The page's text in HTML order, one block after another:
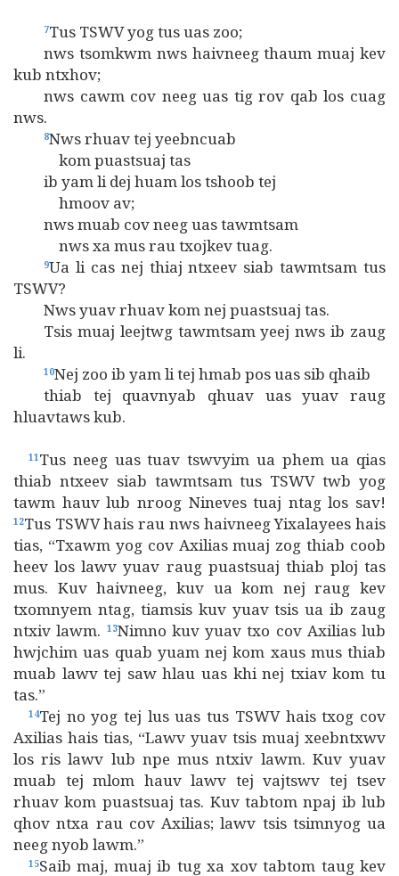
7Tus TSWV yog tus uas zoo;
nws tsomkwm nws haivneeg thaum muaj kev
kub ntxhov;
nws cawm cov neeg uas tig rov qab los cuag
nws.
8Nws rhuav tej yeebncuab
kom puastsuaj tas
ib yam li dej huam los tshoob tej
hmoov av;
nws muab cov neeg uas tawmtsam
nws xa mus rau txojkev tuag.
9Ua li cas nej thiaj ntxeev siab tawmtsam tus
TSWV?
Nws yuav rhuav kom nej puastsuaj tas.
Tsis muaj leejtwg tawmtsam yeej nws ib zaug
li.
10Nej zoo ib yam li tej hmab pos uas sib qhaib
thiab tej quavnyab qhuav uas yuav raug
hluavtaws kub.
11Tus neeg uas tuav tswvyim ua phem ua qias
thiab ntxeev siab tawmtsam tus TSWV twb yog
tawm hauv lub nroog Nineves tuaj ntag los sav!
12Tus TSWV hais rau nws haivneeg Yixalayees hais
tias, “Txawm yog cov Axilias muaj zog thiab coob
heev los lawv yuav raug puastsuaj thiab ploj tas
mus. Kuv haivneeg, kuv ua kom nej raug kev
txomnyem ntag, tiamsis kuv yuav tsis ua ib zaug
ntxiv lawm. 13Nimno kuv yuav txo cov Axilias lub
hwjchim uas quab yuam nej kom xaus mus thiab
muab lawv tej saw hlau uas khi nej txiav kom tu
tas.”
14Tej no yog tej lus uas tus TSWV hais txog cov
Axilias hais tias, “Lawv yuav tsis muaj xeebntxwv
los ris lawv lub npe mus ntxiv lawm. Kuv yuav
muab tej mlom hauv lawv tej vajtswv tej tsev
rhuav kom puastsuaj tas. Kuv tabtom npaj ib lub
qhov ntxa rau cov Axilias; lawv tsis tsimnyog ua
neeg nyob lawm.”
15Saib maj, muaj ib tug xa xov tabtom taug kev